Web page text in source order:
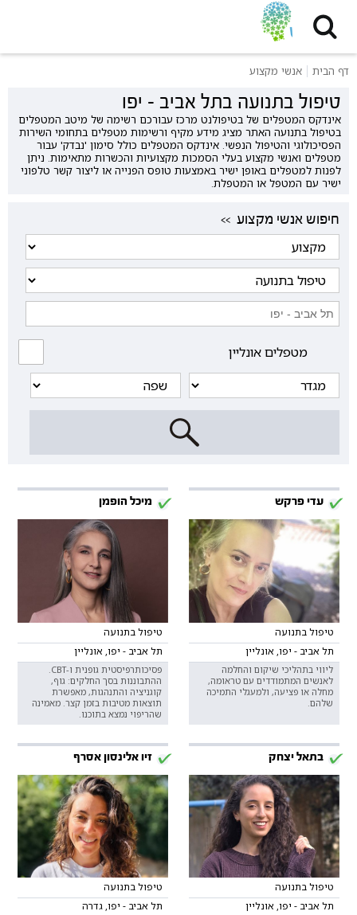
דף הבית אנשי מקצוע
טיפול בתנועה בתל אביב - יפו
אינדקס המטפלים של בטיפולנט מרכז עבורכם רשימה של מיטב המטפלים
בטיפול בתנועה האתר מציג מידע מקיף ורשימות מטפלים בתחומי השירות
הפסיכולוגי והטיפול הנפשי. אינדקס המטפלים כולל סימון 'נבדק' עבור
מטפלים ואנשי מקצוע בעלי הסמכות מקצועיות והכשרות מתאימות. ניתן
לפנות למטפלים באופן ישיר באמצעות טופס הפנייה או ליצור קשר טלפוני
ישיר עם המטפל או המטפלת.
<< חיפוש אנשי מקצוע
מטפלים אונליין
עדי פרקש
טיפול בתנועה
תל אביב - יפו, אונליין
ליווי בתהליכי שיקום והחלמה
לאנשים המתמודדים עם טראומה,
מחלה או פציעה, ולמעגלי התמיכה
שלהם.
מיכל הופמן
טיפול בתנועה
תל אביב - יפו, אונליין
פסיכותרפיסטית גופנית ו-CBT.
ההתבוננות בסך החלקים: גוף,
קוגניציה והתנהגות, מאפשרת
תוצאות מטיבות בזמן קצר. מאמינה
שהריפוי נמצא בתוכנו.
בתאל יצחק
טיפול בתנועה
תל אביב - יפו, אונליין
זיו אלינסון אסרף
טיפול בתנועה
תל אביב - יפו, גדרה